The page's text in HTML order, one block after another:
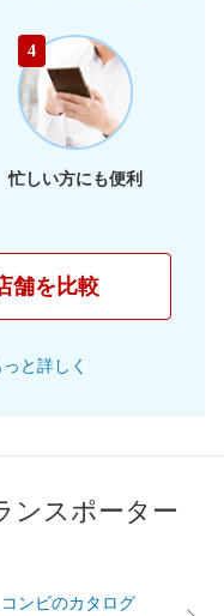
4
忙しい方にも便利
舗を比較
と詳しく
ンスポーター
ンビのカタログ